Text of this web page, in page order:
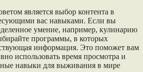
является выбор контента в
вас навыками. Если вы
умение, например, кулинарию
программы, в которых
информация. Это поможет вам
использовать время просмотра и
навыки для выживания в мире